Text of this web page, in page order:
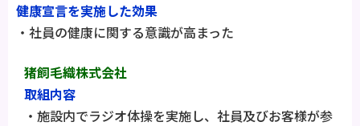
健康宣言を実施した効果
・社員の健康に関する意識が高まった
猪飼毛織株式会社
取組内容
・施設内でラジオ体操を実施し、社員及びお客様が参